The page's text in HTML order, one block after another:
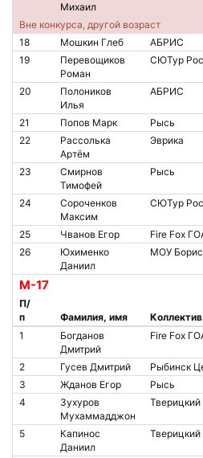
Михаил
Вне конкурса, другой возраст
18
Мошкин Глеб АБРИС
19
Перевощиков
Роман
СЮТур
20
Полоников
Илья
АБРИС
21 Попов Марк Рысь
22
Рассолька
Артём
Эврика
23
Смирнов
Тимофей
Рысь
24
Сороченков
Максим
СЮТур
25 Чванов Егор Fire Fox
26
Юхименко
Даниил
МОУ
М-17
П/
п
Фамилия, имя Коллектив
1
Богданов
Дмитрий
Fire Fox
2 Гусев Дмитрий Рыбинск
3
Жданов Егор Рысь
4
Зухуров
Мухаммадджон
5
Капинос
Даниил